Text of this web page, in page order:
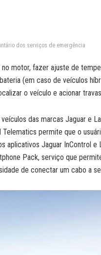
dos serviços de emergência
motor, fazer ajuste de
(em caso de veículos
o veículo e acionar
das marcas Jaguar e
permite que o
Jaguar InControl e
Pack, serviço que
de conectar um cabo a